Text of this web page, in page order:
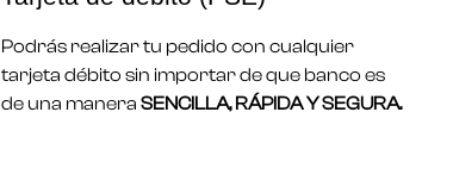
Podrás realizar tu pedido con cualquier
tarjeta débito sin importar de que banco es
de una manera SENCILLA, RÁPIDA Y SEGURA.